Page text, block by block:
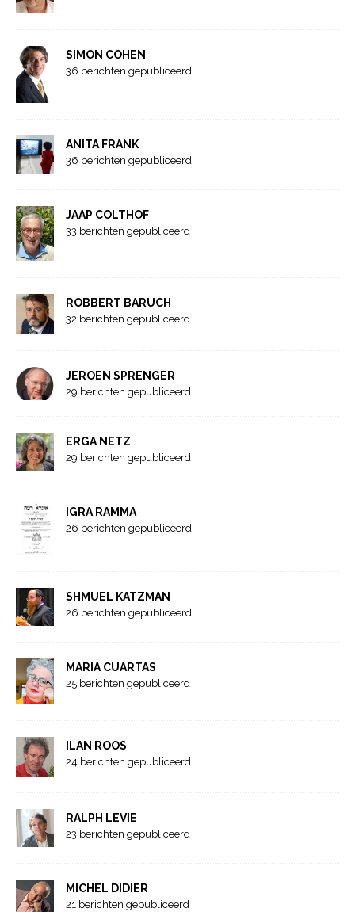
SIMON COHEN
36 berichten gepubliceerd
ANITA FRANK
36 berichten gepubliceerd
JAAP COLTHOF
33 berichten gepubliceerd
ROBBERT BARUCH
32 berichten gepubliceerd
JEROEN SPRENGER
29 berichten gepubliceerd
ERGA NETZ
29 berichten gepubliceerd
IGRA RAMMA
26 berichten gepubliceerd
SHMUEL KATZMAN
26 berichten gepubliceerd
MARIA CUARTAS
25 berichten gepubliceerd
ILAN ROOS
24 berichten gepubliceerd
RALPH LEVIE
23 berichten gepubliceerd
MICHEL DIDIER
21 berichten gepubliceerd